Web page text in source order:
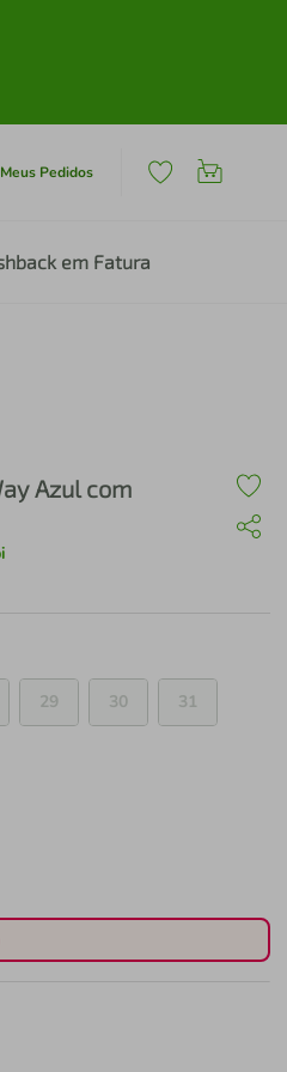
Meus Pedidos
em Fatura
Azul com
29 30 31